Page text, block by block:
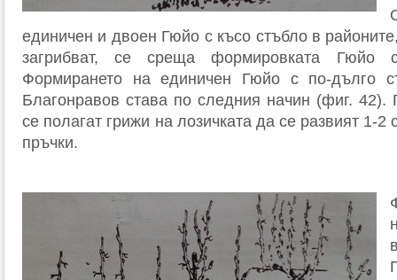
единичен и двоен Гюйо с късо стъбло в
загрибват, се среща формировката Гюйо
Формирането на единичен Гюйо с по-дълго
Благонравов става по следния начин (фиг. 42).
се полагат грижи на лозичката да се развият 1-2
пръчки.